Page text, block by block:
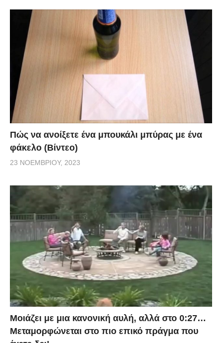
Πώς να ανοίξετε ένα μπουκάλι μπύρας με ένα
φάκελο (Βίντεο)
23 ΝΟΕΜΒΡΊΟΥ, 2023
Μοιάζει με μια κανονική αυλή, αλλά στο 0:27…
Μεταμορφώνεται στο πιο επικό πράγμα που